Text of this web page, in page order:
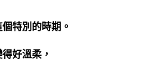
特別的時期。
好溫柔，